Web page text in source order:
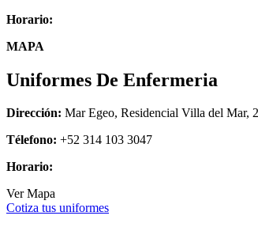
Horario:
MAPA
Uniformes De Enfermeria
Dirección: Mar Egeo, Residencial Villa del Mar,
Télefono: +52 314 103 3047
Horario:
Ver Mapa
Cotiza tus uniformes